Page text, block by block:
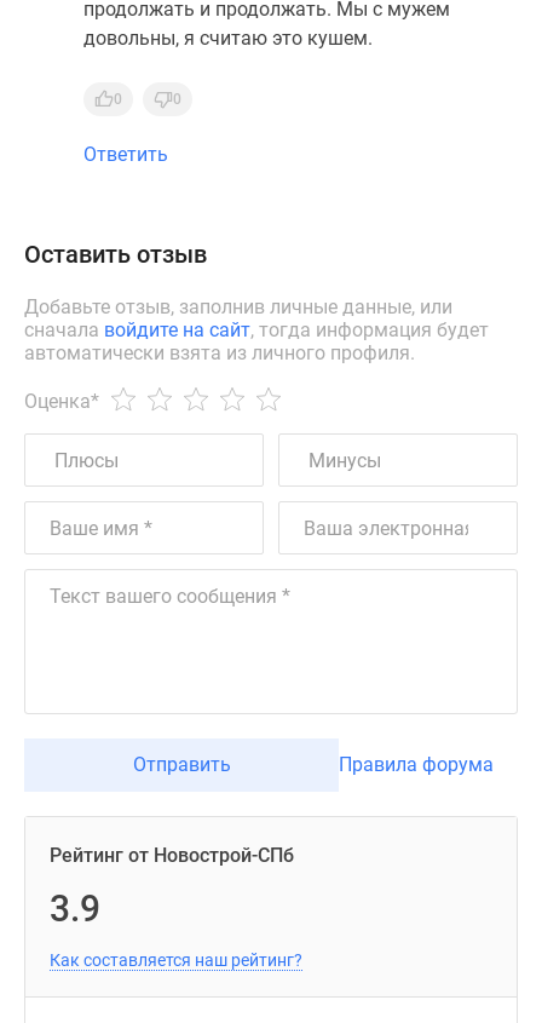
продолжать и продолжать. Мы с мужем
довольны, я считаю это кушем.
0 0
Ответить
Оставить отзыв
Добавьте отзыв, заполнив личные данные, или
сначала войдите на сайт, тогда информация будет
автоматически взята из личного профиля.
Оценка*
Отправить Правила форума
Рейтинг от Новострой-СПб
3.9
Как составляется наш рейтинг?